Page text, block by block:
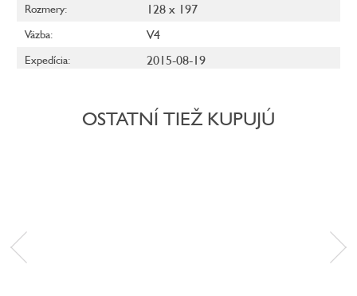
Rozmery: 128 x 197
Väzba: V4
Expedícia: 2015-08-19
OSTATNÍ TIEŽ KUPUJÚ